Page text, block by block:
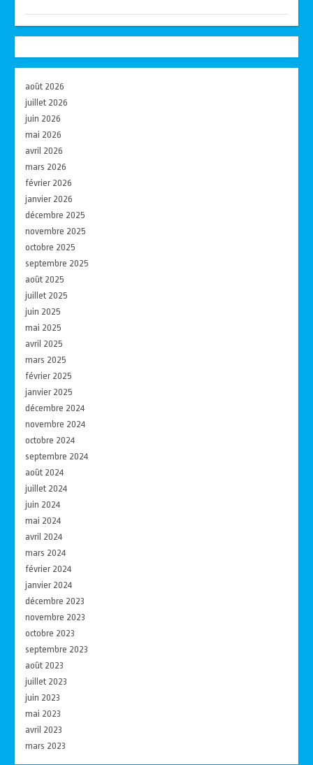
août 2026
juillet 2026
juin 2026
mai 2026
avril 2026
mars 2026
février 2026
janvier 2026
décembre 2025
novembre 2025
octobre 2025
septembre 2025
août 2025
juillet 2025
juin 2025
mai 2025
avril 2025
mars 2025
février 2025
janvier 2025
décembre 2024
novembre 2024
octobre 2024
septembre 2024
août 2024
juillet 2024
juin 2024
mai 2024
avril 2024
mars 2024
février 2024
janvier 2024
décembre 2023
novembre 2023
octobre 2023
septembre 2023
août 2023
juillet 2023
juin 2023
mai 2023
avril 2023
mars 2023